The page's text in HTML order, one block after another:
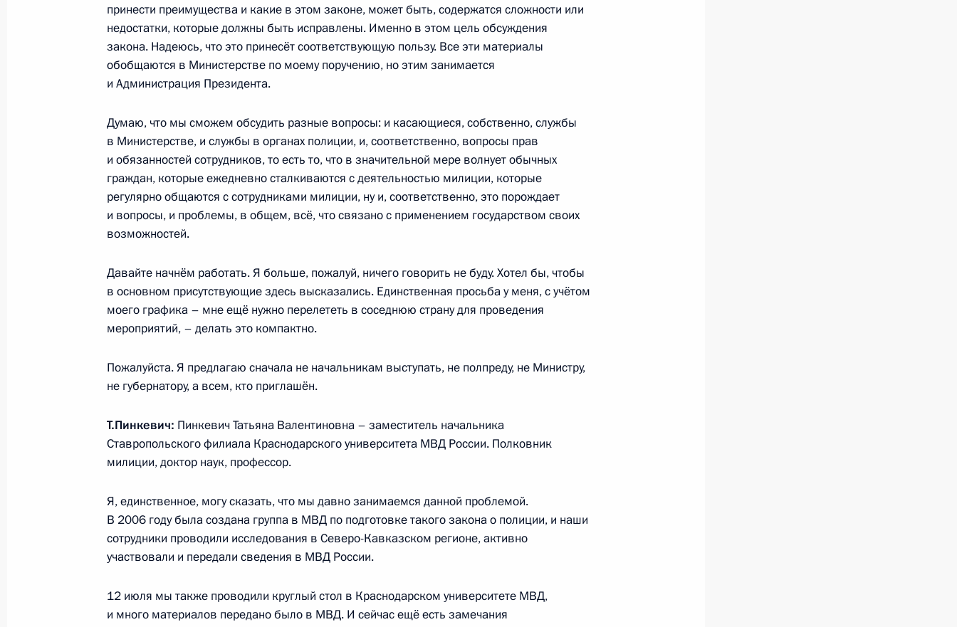
Встреча с Премьер-министром Люксембурга Жан-Клодом
Юнкером
24 августа 2010 года, 14:15 Сочи
23 августа 2010 года, понедельник
Встреча с председателем правления компании «Газпром»
Алексеем Миллером
23 августа 2010 года, 13:15 Сочи
1
20 августа 2010 года, пятница
Встреча с Президентом Киргизии Розой Отунбаевой
20 августа 2010 года, 21:30 Ереван
1
Заявления для прессы по итогам неформальной встречи глав
20 августа 2010 года, 20:15 Ереван
Начало неформальной встречи глав государств ОДКБ
20 августа 2010 года, 19:30 Ереван
20 августа 2010 года, 16:00 Гюмри
принести преимущества и какие в этом законе, может быть, содержатся сложности или
недостатки, которые должны быть исправлены. Именно в этом цель обсуждения
закона. Надеюсь, что это принесёт соответствующую пользу. Все эти материалы
обобщаются в Министерстве по моему поручению, но этим занимается
и Администрация Президента.
Думаю, что мы сможем обсудить разные вопросы: и касающиеся, собственно, службы
в Министерстве, и службы в органах полиции, и, соответственно, вопросы прав
и обязанностей сотрудников, то есть то, что в значительной мере волнует обычных
граждан, которые ежедневно сталкиваются с деятельностью милиции, которые
регулярно общаются с сотрудниками милиции, ну и, соответственно, это порождает
и вопросы, и проблемы, в общем, всё, что связано с применением государством своих
возможностей.
Давайте начнём работать. Я больше, пожалуй, ничего говорить не буду. Хотел бы, чтобы
в основном присутствующие здесь высказались. Единственная просьба у меня, с учётом
моего графика – мне ещё нужно перелететь в соседнюю страну для проведения
мероприятий, – делать это компактно.
Пожалуйста. Я предлагаю сначала не начальникам выступать, не полпреду, не Министру,
не губернатору, а всем, кто приглашён.
Т.Пинкевич: Пинкевич Татьяна Валентиновна – заместитель начальника
Ставропольского филиала Краснодарского университета МВД России. Полковник
милиции, доктор наук, профессор.
Я, единственное, могу сказать, что мы давно занимаемся данной проблемой.
В 2006 году была создана группа в МВД по подготовке такого закона о полиции, и наши
сотрудники проводили исследования в Северо-Кавказском регионе, активно
участвовали и передали сведения в МВД России.
12 июля мы также проводили круглый стол в Краснодарском университете МВД,
и много материалов передано было в МВД. И сейчас ещё есть замечания